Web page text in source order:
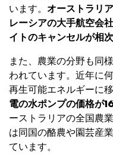
います。 オーストラリ
レーシアの大手航空会
イトのキャンセルが相
また、農業の分野も同
われています。近年に
再生可能エネルギーに移
電の水ポンプの価格が
ーストラリアの全国農
は同国の酪農や園芸産
ています。